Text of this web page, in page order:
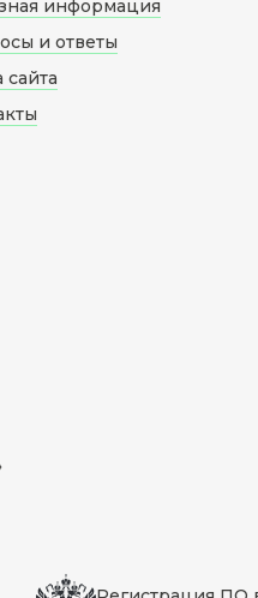
информация
и ответы
сайта